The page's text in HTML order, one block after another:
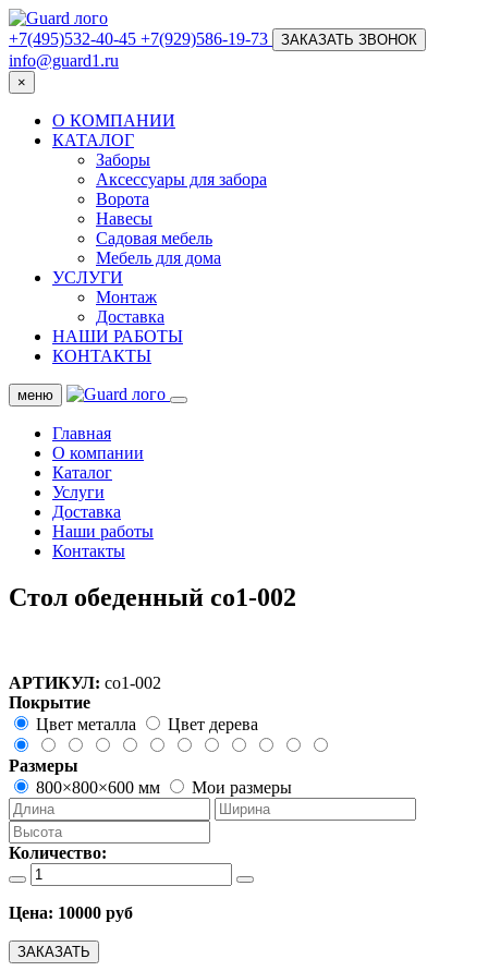
+7(495)532-40-45 +7(929)586-19-73 ЗАКАЗАТЬ ЗВОНОК
info@guard1.ru
×
О КОМПАНИИ
КАТАЛОГ
Заборы
Аксессуары для забора
Ворота
Навесы
Садовая мебель
Мебель для дома
УСЛУГИ
Монтаж
Доставка
НАШИ РАБОТЫ
КОНТАКТЫ
меню
Главная
О компании
Каталог
Услуги
Доставка
Наши работы
Контакты
Стол обеденный со1-002
АРТИКУЛ: со1-002
Покрытие
Цвет металла
Цвет дерева
Размеры
800×800×600 мм
Мои размеры
Количество:
Цена: 10000 руб
ЗАКАЗАТЬ